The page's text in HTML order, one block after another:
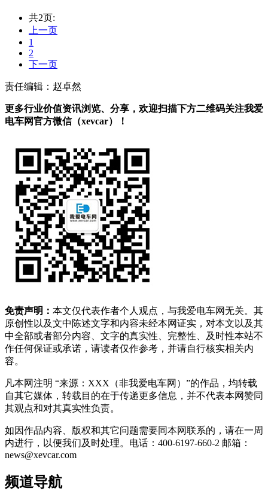
共2页:
上一页
1
2
下一页
责任编辑：赵卓然
更多行业价值资讯浏览、分享，欢迎扫描下方二维码关注我爱
电车网官方微信（xevcar）！
免责声明： 本文仅代表作者个人观点，与我爱电车网无关。其
原创性以及文中陈述文字和内容未经本网证实，对本文以及其
中全部或者部分内容、文字的真实性、完整性、及时性本站不
作任何保证或承诺，请读者仅作参考，并请自行核实相关内
容。
凡本网注明 “来源：XXX（非我爱电车网）”的作品，均转载
自其它媒体，转载目的在于传递更多信息，并不代表本网赞同
其观点和对其真实性负责。
如因作品内容、版权和其它问题需要同本网联系的，请在一周
内进行，以便我们及时处理。电话：400-6197-660-2 邮箱：
news@xevcar.com
频道导航